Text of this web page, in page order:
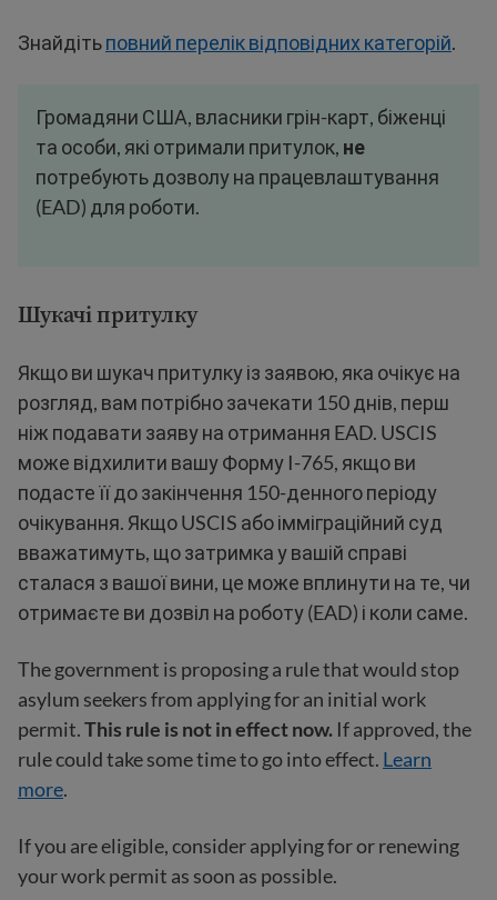
Знайдітьповний перелік відповідних категорій.
Громадяни США, власники грін-карт, біженці
та особи, які отримали притулок, не
потребують дозволу на працевлаштування
(EAD) для роботи.
Шукачі притулку
Якщо ви шукач притулку із заявою, яка очікує на
розгляд, вам потрібно зачекати 150 днів, перш
ніж подавати заяву на отримання EAD. USCIS
може відхилити вашу Форму I-765, якщо ви
подасте її до закінчення 150-денного періоду
очікування. Якщо USCIS або імміграційний суд
вважатимуть, що затримка у вашій справі
сталася з вашої вини, це може вплинути на те, чи
отримаєте ви дозвіл на роботу (EAD) і коли саме.
The government is proposing a rule that would stop
asylum seekers from applying for an initial work
permit.This rule is not in effect now. If approved, the
rule could take some time to go into effect. Learn
more.
If you are eligible, consider applying for or renewing
your work permit as soon as possible.